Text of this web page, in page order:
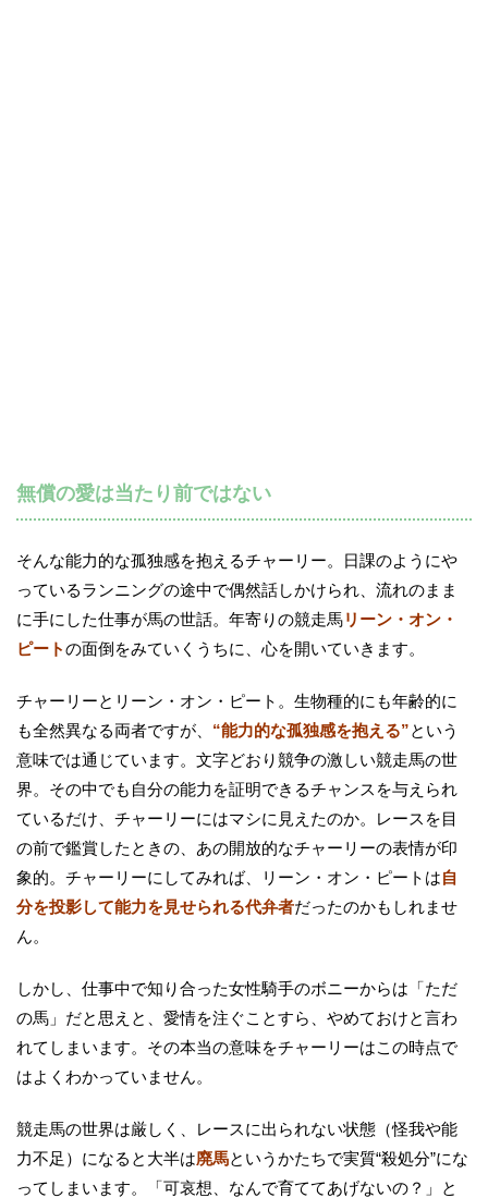
無償の愛は当たり前ではない
そんな能力的な孤独感を抱えるチャーリー。日課のようにや
っているランニングの途中で偶然話しかけられ、流れのまま
に手にした仕事が馬の世話。年寄りの競走馬リーン・オン・
ピートの面倒をみていくうちに、心を開いていきます。
チャーリーとリーン・オン・ピート。生物種的にも年齢的に
も全然異なる両者ですが、 “能力的な孤独感を抱える”という
意味では通じています。文字どおり競争の激しい競走馬の世
界。その中でも自分の能力を証明できるチャンスを与えられ
ているだけ、チャーリーにはマシに見えたのか。レースを目
の前で鑑賞したときの、あの開放的なチャーリーの表情が印
象的。チャーリーにしてみれば、リーン・オン・ピートは自
分を投影して能力を見せられる代弁者だったのかもしれませ
ん。
しかし、仕事中で知り合った女性騎手のボニーからは「ただ
の馬」だと思えと、愛情を注ぐことすら、やめておけと言わ
れてしまいます。その本当の意味をチャーリーはこの時点で
はよくわかっていません。
競走馬の世界は厳しく、レースに出られない状態（怪我や能
力不足）になると大半は廃馬というかたちで実質“殺処分”にな
ってしまいます。「可哀想、なんで育ててあげないの？」と